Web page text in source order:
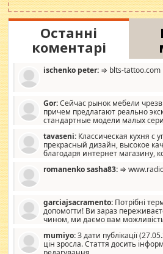
Останні
коментарі
ischenko peter: ⇒ blts-tattoo.com
Gor:Сейчас рынок мебели
причем предлагают реально
стандартные модели малых
стандартные формы, в MebelOk,
со вкусом все в порядке, без
мебель, а это не последний фактор.
tavaseni: Классическая кухня с
прекрасный дизайн, высокое
благодаря интернет магазину,
romanenko sasha83: ⇒
garciajsacramento: Потрібні
допомогти! Ви зараз
чином, ми даємо вам
допомагати людям, які намагаються
заслуговує на другий шанс, і,
mumiyo:З дати публікації
цін зросла. Стаття досить